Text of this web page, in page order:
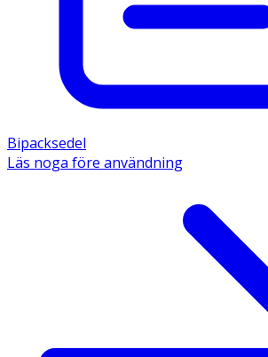
Bipacksedel
Läs noga före användning